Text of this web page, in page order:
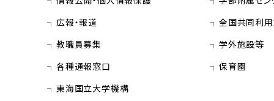
広報・報道
教職員募集
各種通報窓口
東海国立大学機構
全国共同利
学外施設等
保育園